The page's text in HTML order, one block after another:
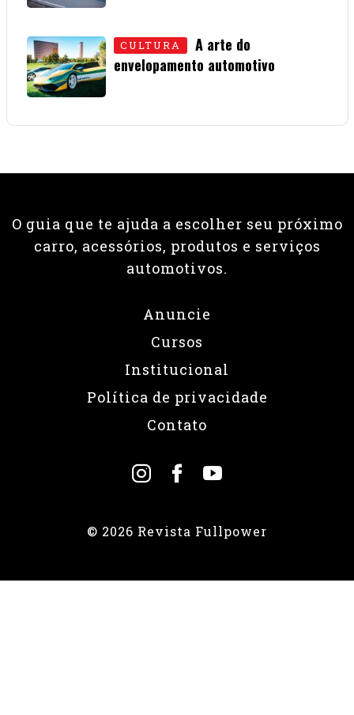
CULTURA
A arte do
envelopamento automotivo
O guia que te ajuda a escolher seu próximo
carro, acessórios, produtos e serviços
automotivos.
Anuncie
Cursos
Institucional
Política de privacidade
Contato
© 2026 Revista Fullpower